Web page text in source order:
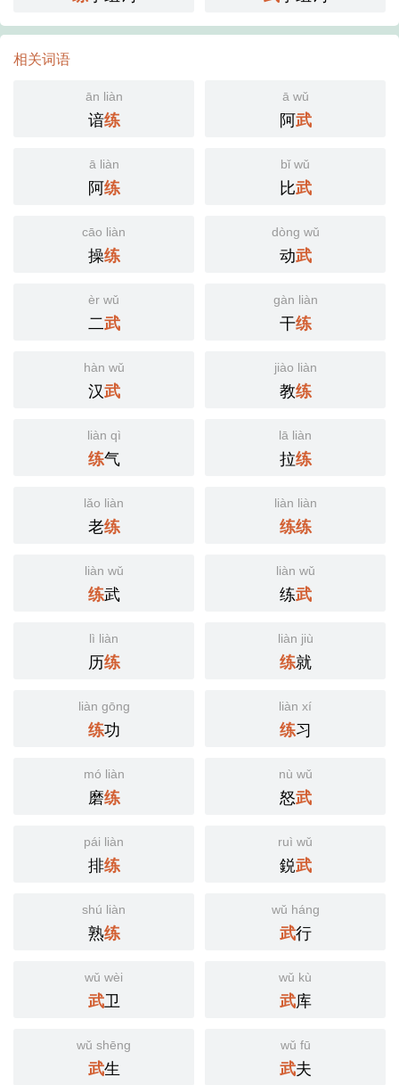
相关词语
ān liàn
谙练
ā wǔ
阿武
ā liàn
阿练
bǐ wǔ
比武
cāo liàn
操练
dòng wǔ
动武
èr wǔ
二武
gàn liàn
干练
hàn wǔ
汉武
jiào liàn
教练
liàn qì
练气
lā liàn
拉练
lǎo liàn
老练
liàn liàn
练练
liàn wǔ
练武
liàn wǔ
练武
lì liàn
历练
liàn jiù
练就
liàn gōng
练功
liàn xí
练习
mó liàn
磨练
nù wǔ
怒武
pái liàn
排练
ruì wǔ
鋭武
shú liàn
熟练
wǔ háng
武行
wǔ wèi
武卫
wǔ kù
武库
wǔ shēng
武生
wǔ fū
武夫